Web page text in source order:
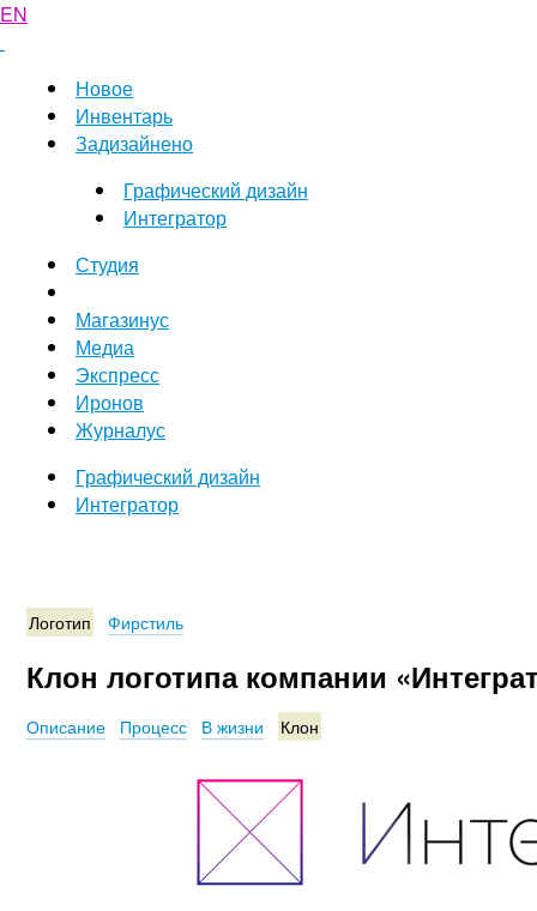
EN
Новое
Инвентарь
Задизайнено
Графический дизайн
Интегратор
Студия
Магазинус
Медиа
Экспресс
Иронов
Журналус
Графический дизайн
Интегратор
Логотип Фирстиль
Клон логотипа компании
Описание Процесс В жизни Клон